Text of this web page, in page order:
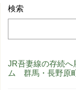
検索
JR吾妻線の存続
ム 群馬・長野原